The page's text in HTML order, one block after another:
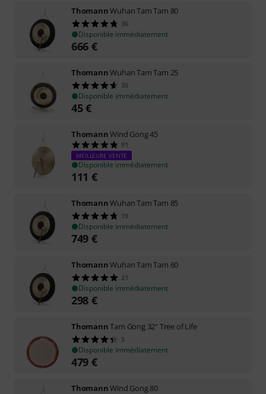
ThomannWuhan Tam Tam 80
36
Disponible immédiatement
666 €
ThomannWuhan Tam Tam 25
30
Disponible immédiatement
45€
ThomannWind Gong 45
91
MEILLEURE VENTE
Disponible immédiatement
111 €
ThomannWuhan Tam Tam 85
19
Disponible immédiatement
749 €
ThomannWuhan Tam Tam 60
21
Disponible immédiatement
298 €
ThomannTam Gong 32" Tree of Life
5
Disponible immédiatement
479 €
ThomannWind Gong 80